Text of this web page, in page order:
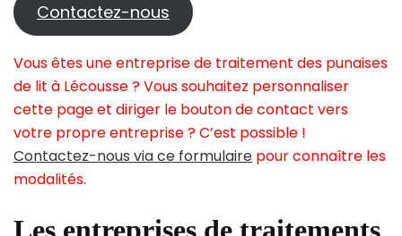
Contactez-nous
Vous êtes une entreprise de traitement des punaises
de lit à Lécousse ? Vous souhaitez personnaliser
cette page et diriger le bouton de contact vers
votre propre entreprise ? C’est possible !
Contactez-nous via ce formulaire pour connaître les
modalités.